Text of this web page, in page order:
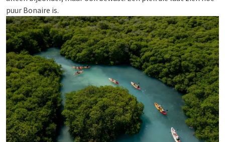
puur Bonaire is.